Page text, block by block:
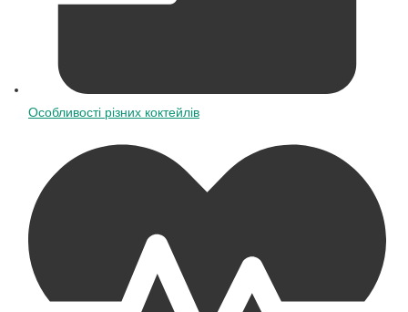
Особливості різних коктейлів